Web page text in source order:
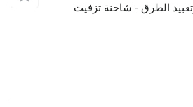
الطرق - شاحنة تزفيت